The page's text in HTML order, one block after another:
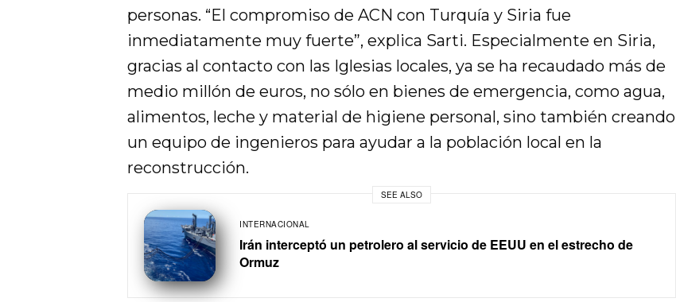
personas. “El compromiso de ACN con Turquía y Siria fue
inmediatamente muy fuerte”, explica Sarti. Especialmente en Siria,
gracias al contacto con las Iglesias locales, ya se ha recaudado más de
medio millón de euros, no sólo en bienes de emergencia, como agua,
alimentos, leche y material de higiene personal, sino también creando
un equipo de ingenieros para ayudar a la población local en la
reconstrucción.
SEE ALSO
INTERNACIONAL
Irán interceptó un petrolero al servicio de EEUU en el estrecho de
Ormuz